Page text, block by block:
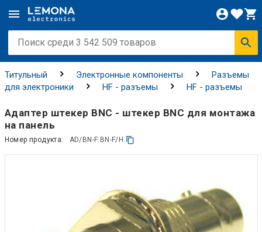
Титульный Электронные компоненты
Разъемы
для электроники
HF - разъемы HF - разъемы
Адаптер штекер BNC - штекер BNC для монтажа
на панель
Номер продукта: AD/BN-F:BN-F/H